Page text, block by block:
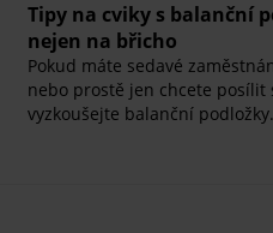
Tipy na cviky s balanční
nejen na břicho
Pokud máte sedavé
nebo prostě jen chcete posílit
vyzkoušejte balanční